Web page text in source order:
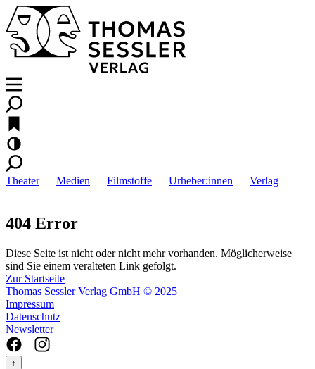
Theater Medien Filmstoffe Urheber:innen Verlag
404 Error
Diese Seite ist nicht oder nicht mehr vorhanden. Möglicherweise
sind Sie einem veralteten Link gefolgt.
Zur Startseite
Thomas Sessler Verlag GmbH © 2025
Impressum
Datenschutz
Newsletter
↑